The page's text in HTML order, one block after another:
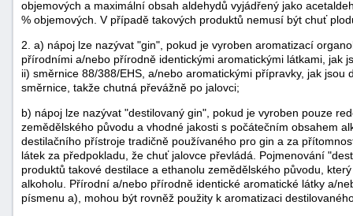
objemových a maximální obsah aldehydů vyjádřený jako
% objemových. V případě takových produktů nemusí být chuť
2. a) nápoj lze nazývat "gin", pokud je vyroben aromatizací
přírodními a/nebo přírodně identickými aromatickými látkami, jak
ii) směrnice 88/388/EHS, a/nebo aromatickými přípravky, jak
směrnice, takže chutná převážně po jalovci;
b) nápoj lze nazývat "destilovaný gin", pokud je vyroben pouze
zemědělského původu a vhodné jakosti s počátečním obsahem
destilačního přístroje tradičně používaného pro gin a za
látek za předpokladu, že chuť jalovce převládá. Pojmenování
produktů takové destilace a ethanolu zemědělského původu,
alkoholu. Přírodní a/nebo přírodně identické aromatické látky a/
písmenu a), mohou být rovněž použity k aromatizaci